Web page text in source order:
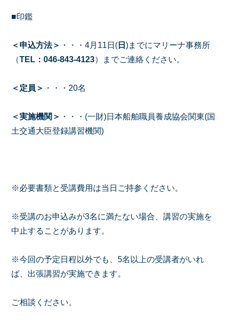
■印鑑
＜申込方法＞ ・・・4月11日( 日)までにマリーナ事務所
（TEL：046-843-4123）までご連絡ください。
＜定員＞ ・・・20名
＜実施機関＞ ・・・(一財)日本船舶職員養成協会関東(国
土交通大臣登録講習機関)
※必要書類と受講費用は当日ご持参ください。
※受講のお申込みが3名に満たない場合、講習の実施を
中止することがあります。
※今回の予定日程以外でも、5名以上の受講者がいれ
ば、出張講習が実施できます。
ご相談ください。